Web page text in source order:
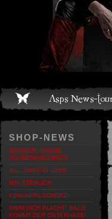
Live und Termine
SHOP-NEWS
SOMMER, SONNE,
SONDERANGEBOTE
ALL JUNI'D IS LOVE
MAI-STERLICH
KEIN APRILSCHERZ!
NIMM DICH IN ACHT! BALD
KOMMT DER OSTERHASE!